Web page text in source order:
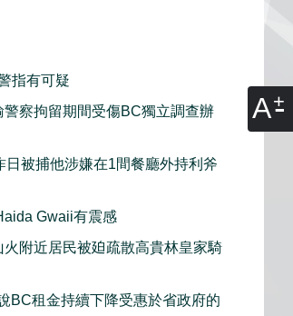
A
警指有可疑
察拘留期間受傷BC獨立調查辦
被捕他涉嫌在1間餐廳外持利斧
Gwaii有震感
附近居民被廹疏散高貴林皇家騎
BC租金持續下降受惠於省政府的